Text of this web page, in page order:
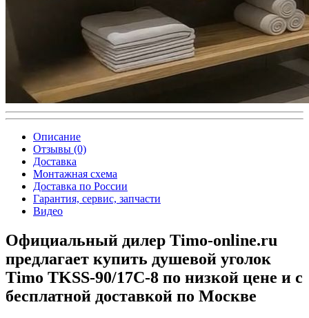
Описание
Отзывы (0)
Доставка
Монтажная схема
Доставка по России
Гарантия, сервис, запчасти
Видео
Официальный дилер Timo-online.ru
предлагает купить душевой уголок
Timo TKSS-90/17C-8 по низкой цене и с
бесплатной доставкой по Москве